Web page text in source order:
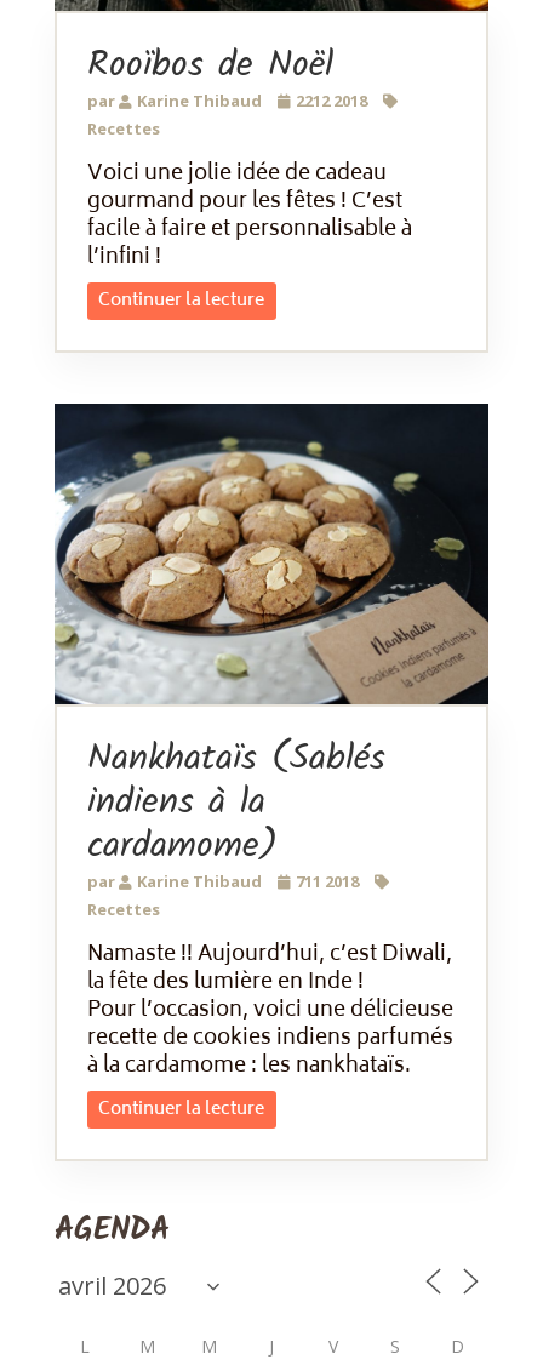
Rooïbos de Noël
par Karine Thibaud
2212 2018
Recettes
Voici une jolie idée de cadeau
gourmand pour les fêtes ! C’est
facile à faire et personnalisable à
l’infini !
Continuer la lecture
Nankhataïs (Sablés
indiens à la
cardamome)
par Karine Thibaud
711 2018
Recettes
Namaste !! Aujourd’hui, c’est Diwali,
la fête des lumière en Inde !
Pour l’occasion, voici une délicieuse
recette de cookies indiens parfumés
à la cardamome : les nankhataïs.
Continuer la lecture
AGENDA
L M M J V S D